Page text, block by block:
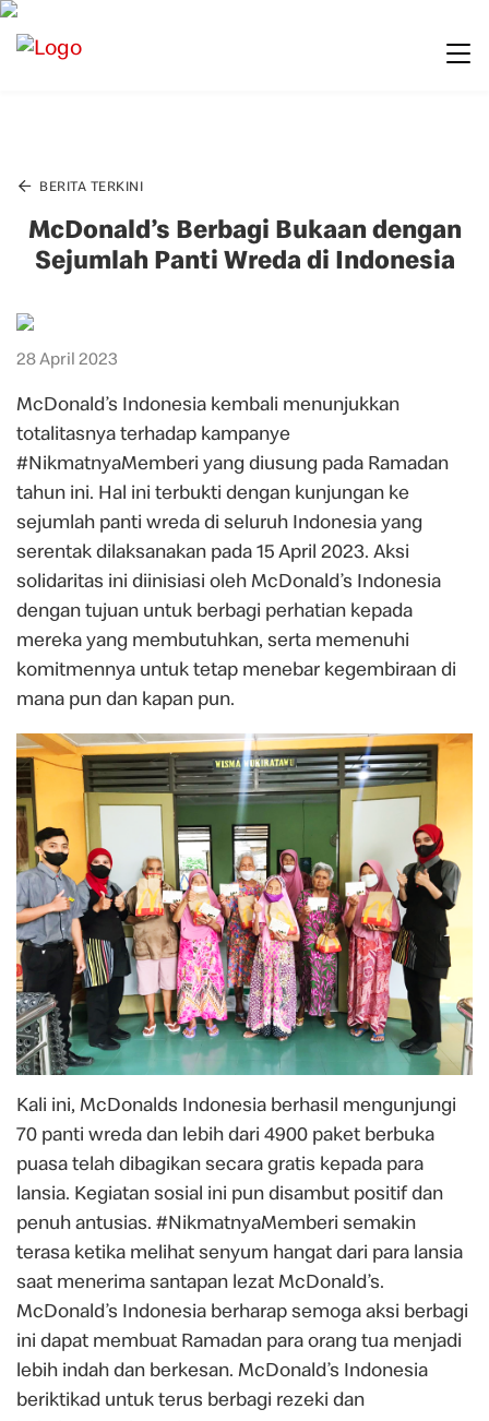
BERITA TERKINI
McDonald’s Berbagi Bukaan dengan
Sejumlah Panti Wreda di Indonesia
28 April 2023
McDonald’s Indonesia kembali menunjukkan
totalitasnya terhadap kampanye
#NikmatnyaMemberi yang diusung pada Ramadan
tahun ini. Hal ini terbukti dengan kunjungan ke
sejumlah panti wreda di seluruh Indonesia yang
serentak dilaksanakan pada 15 April 2023. Aksi
solidaritas ini diinisiasi oleh McDonald’s Indonesia
dengan tujuan untuk berbagi perhatian kepada
mereka yang membutuhkan, serta memenuhi
komitmennya untuk tetap menebar kegembiraan di
mana pun dan kapan pun.
Kali ini, McDonalds Indonesia berhasil mengunjungi
70 panti wreda dan lebih dari 4900 paket berbuka
puasa telah dibagikan secara gratis kepada para
lansia. Kegiatan sosial ini pun disambut positif dan
penuh antusias. #NikmatnyaMemberi semakin
terasa ketika melihat senyum hangat dari para lansia
saat menerima santapan lezat McDonald’s.
McDonald’s Indonesia berharap semoga aksi berbagi
ini dapat membuat Ramadan para orang tua menjadi
lebih indah dan berkesan. McDonald’s Indonesia
beriktikad untuk terus berbagi rezeki dan